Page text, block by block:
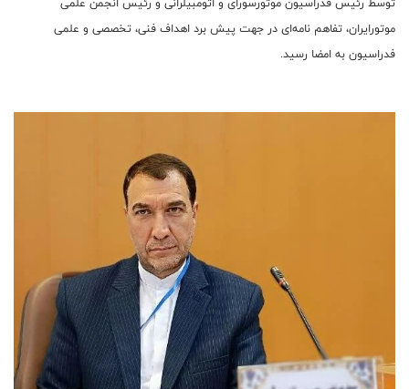
موتورایران، تفاهم نامه‌ای در جهت پیش برد اهداف فنی، تخصصی و علمی
فدراسیون به امضا رسید.